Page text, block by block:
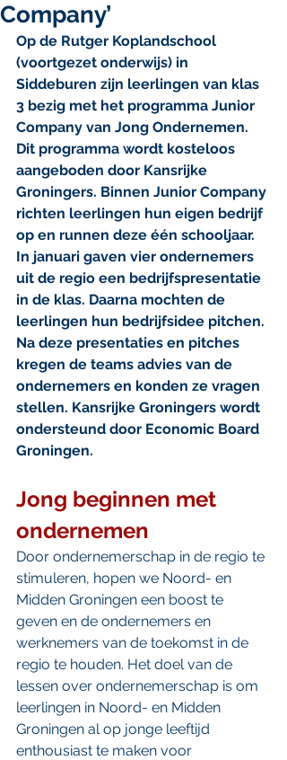
Company’
Op de Rutger Koplandschool
(voortgezet onderwijs) in
Siddeburen zijn leerlingen van klas
3 bezig met het programma Junior
Company van Jong Ondernemen.
Dit programma wordt kosteloos
aangeboden door Kansrijke
Groningers. Binnen Junior Company
richten leerlingen hun eigen bedrijf
op en runnen deze één schooljaar.
In januari gaven vier ondernemers
uit de regio een bedrijfspresentatie
in de klas. Daarna mochten de
leerlingen hun bedrijfsidee pitchen.
Na deze presentaties en pitches
kregen de teams advies van de
ondernemers en konden ze vragen
stellen. Kansrijke Groningers wordt
ondersteund door Economic Board
Groningen.
Jong beginnen met
ondernemen
Door ondernemerschap in de regio te
stimuleren, hopen we Noord- en
Midden Groningen een boost te
geven en de ondernemers en
werknemers van de toekomst in de
regio te houden. Het doel van de
lessen over ondernemerschap is om
leerlingen in Noord- en Midden
Groningen al op jonge leeftijd
enthousiast te maken voor